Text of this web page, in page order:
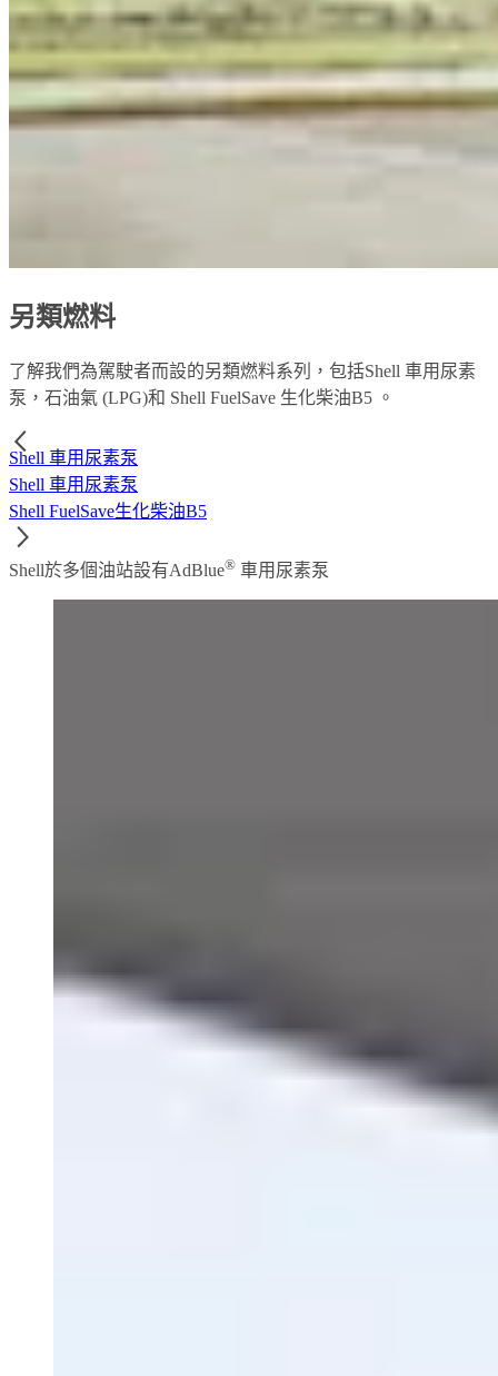
另類燃料
了解我們為駕駛者而設的另類燃料系列，包括Shell 車用尿素
泵，石油氣 (LPG)和 Shell FuelSave 生化柴油B5 。
Shell 車用尿素泵
Shell 車用尿素泵
Shell FuelSave生化柴油B5
Shell於多個油站設有AdBlue® 車用尿素泵